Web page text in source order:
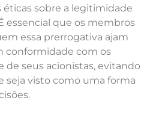
sobre a legitimidade
essencial que os membros
essa prerrogativa ajam
conformidade com os
de seus acionistas, evitando
seja visto como uma forma